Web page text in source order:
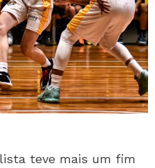
teve mais um fim